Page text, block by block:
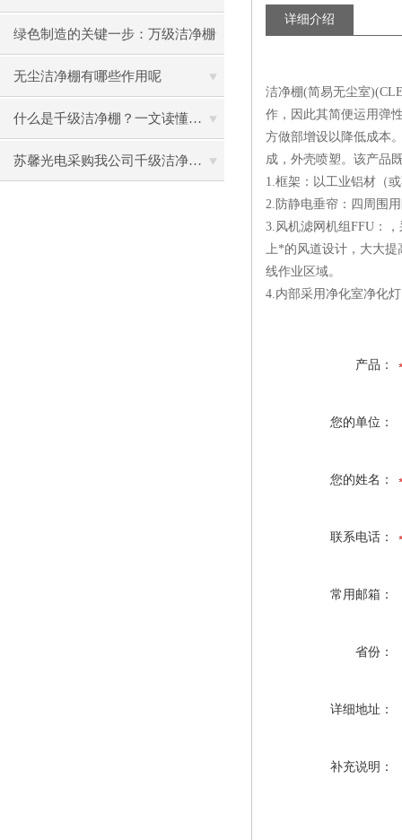
室到底有什么区别？
绿色制造的关键一步：万级洁净棚
助力环保型半导体产业发展
无尘洁净棚有哪些作用呢
什么是千级洁净棚？一文读懂其结构特点与局部净化优势
苏馨光电采购我公司千级洁净棚普通工作台一批（7月07日）已顺利交货
详细介绍
洁净棚(简易无尘室
作，因此其简便运用弹
方做部增设以降低成本
成，外壳喷塑。该产品
1.框架：以工业铝材（
2.防静电垂帘：四周围
3.风机滤网机组FFU：
上*的风道设计，大大提
线作业区域。
4.内部采用净化室净化
产品：
您的单位：
您的姓名：
联系电话：
常用邮箱：
省份：
详细地址：
补充说明：